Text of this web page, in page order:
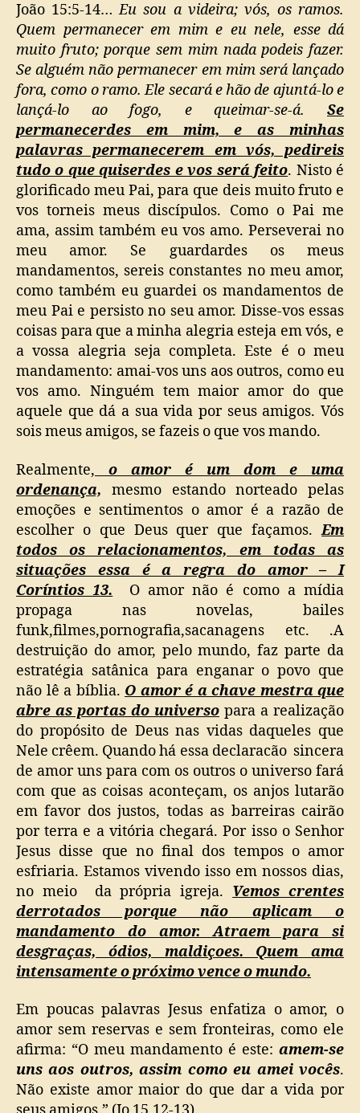
João 15:5-14… Eu sou a videira; vós, os ramos.
Quem permanecer em mim e eu nele, esse dá
muito fruto; porque sem mim nada podeis fazer.
Se alguém não permanecer em mim será lançado
fora, como o ramo. Ele secará e hão de ajuntá-lo e
lançá-lo ao fogo, e queimar-se-á. Se
permanecerdes em mim, e as minhas
palavras permanecerem em vós, pedireis
tudo o que quiserdes e vos será feito. Nisto é
glorificado meu Pai, para que deis muito fruto e
vos torneis meus discípulos. Como o Pai me
ama, assim também eu vos amo. Perseverai no
meu amor. Se guardardes os meus
mandamentos, sereis constantes no meu amor,
como também eu guardei os mandamentos de
meu Pai e persisto no seu amor. Disse-vos essas
coisas para que a minha alegria esteja em vós, e
a vossa alegria seja completa. Este é o meu
mandamento: amai-vos uns aos outros, como eu
vos amo. Ninguém tem maior amor do que
aquele que dá a sua vida por seus amigos. Vós
sois meus amigos, se fazeis o que vos mando.
Realmente, o amor é um dom e uma
ordenança, mesmo estando norteado pelas
emoções e sentimentos o amor é a razão de
escolher o que Deus quer que façamos.Em
todos os relacionamentos, em todas as
situações essa é a regra do amor – I
Coríntios 13. O amor não é como a mídia
propaga nas novelas, bailes
funk,filmes,pornografia,sacanagens etc. .A
destruição do amor, pelo mundo, faz parte da
estratégia satânica para enganar o povo que
não lê a bíblia. O amor é a chave mestra que
abre as portas do universo para a realização
do propósito de Deus nas vidas daqueles que
Nele crêem. Quando há essa declaracão sincera
de amor uns para com os outros o universo fará
com que as coisas aconteçam, os anjos lutarão
em favor dos justos, todas as barreiras cairão
por terra e a vitória chegará. Por isso o Senhor
Jesus disse que no final dos tempos o amor
esfriaria. Estamos vivendo isso em nossos dias,
no meio da própria igreja. Vemos crentes
derrotados porque não aplicam o
mandamento do amor. Atraem para si
desgraças, ódios, maldiçoes. Quem ama
intensamente o próximo vence o mundo.
Em poucas palavras Jesus enfatiza o amor, o
amor sem reservas e sem fronteiras, como ele
afirma: “O meu mandamento é este: amem-se
uns aos outros, assim como eu amei vocês.
Não existe amor maior do que dar a vida por